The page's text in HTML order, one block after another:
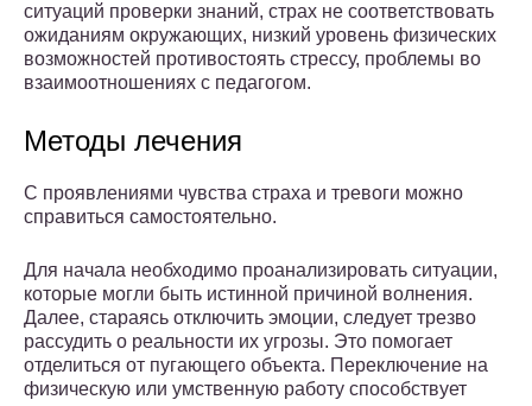
ситуаций проверки знаний, страх не соответствовать
ожиданиям окружающих, низкий уровень физических
возможностей противостоять стрессу, проблемы во
взаимоотношениях с педагогом.
Методы лечения
С проявлениями чувства страха и тревоги можно
справиться самостоятельно.
Для начала необходимо проанализировать ситуации,
которые могли быть истинной причиной волнения.
Далее, стараясь отключить эмоции, следует трезво
рассудить о реальности их угрозы. Это помогает
отделиться от пугающего объекта. Переключение на
физическую или умственную работу способствует